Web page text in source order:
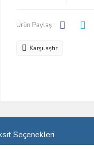
Ürün Paylaş :
Karşılaştır
Seçenekleri